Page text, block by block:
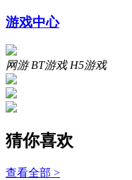
游戏中心
网游 BT游戏 H5游戏
猜你喜欢
查看全部 >